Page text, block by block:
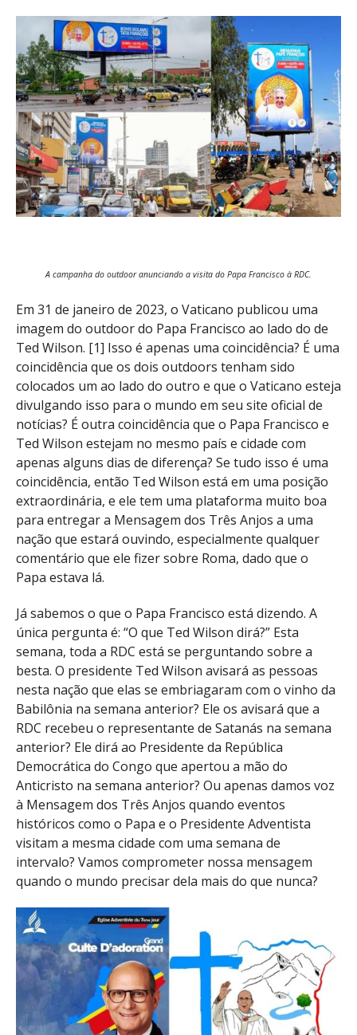
A campanha do outdoor anunciando a visita do Papa Francisco à RDC.
Em 31 de janeiro de 2023, o Vaticano publicou uma
imagem do outdoor do Papa Francisco ao lado do de
Ted Wilson. [1] Isso é apenas uma coincidência? É uma
coincidência que os dois outdoors tenham sido
colocados um ao lado do outro e que o Vaticano esteja
divulgando isso para o mundo em seu site oficial de
notícias? É outra coincidência que o Papa Francisco e
Ted Wilson estejam no mesmo país e cidade com
apenas alguns dias de diferença? Se tudo isso é uma
coincidência, então Ted Wilson está em uma posição
extraordinária, e ele tem uma plataforma muito boa
para entregar a Mensagem dos Três Anjos a uma
nação que estará ouvindo, especialmente qualquer
comentário que ele fizer sobre Roma, dado que o
Papa estava lá.
Já sabemos o que o Papa Francisco está dizendo. A
única pergunta é: “O que Ted Wilson dirá?” Esta
semana, toda a RDC está se perguntando sobre a
besta. O presidente Ted Wilson avisará as pessoas
nesta nação que elas se embriagaram com o vinho da
Babilônia na semana anterior? Ele os avisará que a
RDC recebeu o representante de Satanás na semana
anterior? Ele dirá ao Presidente da República
Democrática do Congo que apertou a mão do
Anticristo na semana anterior? Ou apenas damos voz
à Mensagem dos Três Anjos quando eventos
históricos como o Papa e o Presidente Adventista
visitam a mesma cidade com uma semana de
intervalo? Vamos comprometer nossa mensagem
quando o mundo precisar dela mais do que nunca?